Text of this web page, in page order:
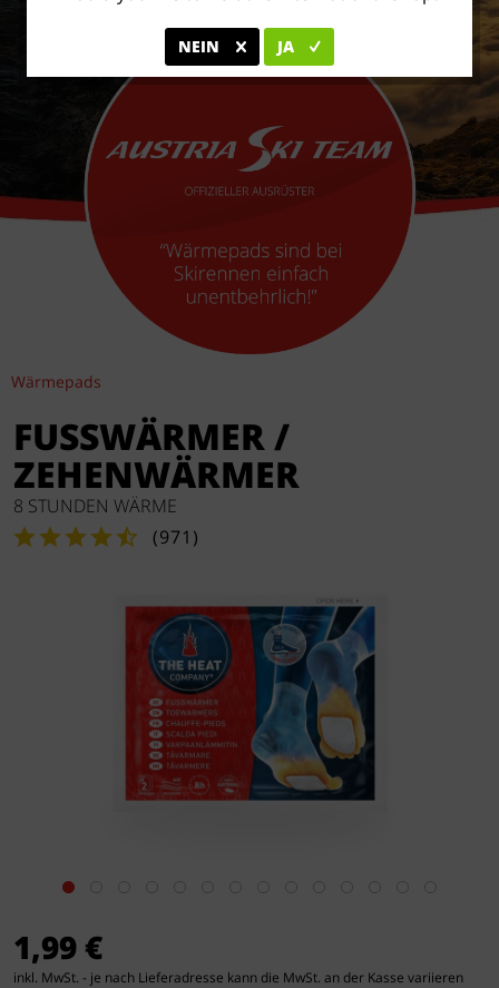
Wärmepads
FUSSWÄRMER /
ZEHENWÄRMER
8 STUNDEN WÄRME
(971 )
1,99 €
inkl. MwSt. - je nach Lieferadresse kann die MwSt. an der Kasse variieren
NEIN JA